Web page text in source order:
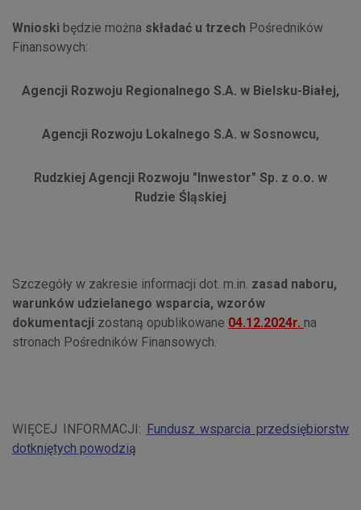
Wnioski będzie można składać u trzech Pośredników
Finansowych:
Agencji Rozwoju Regionalnego S.A. w Bielsku-Białej,
Agencji Rozwoju Lokalnego S.A. w Sosnowcu,
Rudzkiej Agencji Rozwoju "Inwestor" Sp. z o.o. w
Rudzie Śląskiej
Szczegóły w zakresie informacji dot. m.in. zasad naboru,
warunków udzielanego wsparcia, wzorów
dokumentacji zostaną opublikowane 04.12.2024r. na
stronach Pośredników Finansowych.
WIĘCEJ INFORMACJI: Fundusz wsparcia przedsiębiorstw
dotkniętych powodzią